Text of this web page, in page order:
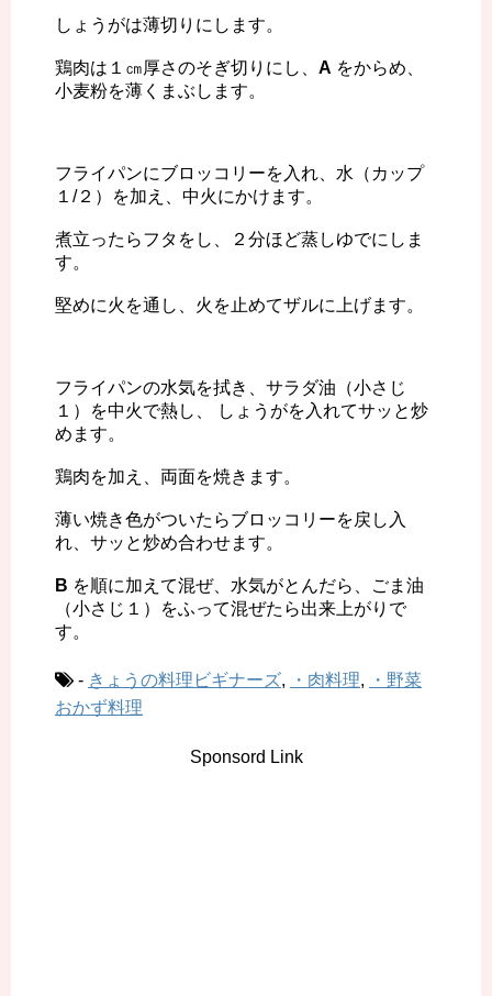
しょうがは薄切りにします。
鶏肉は１㎝厚さのそぎ切りにし、 A をからめ、
小麦粉を薄くまぶします。
フライパンにブロッコリーを入れ、水（カップ
１/２）を加え、中火にかけます。
煮立ったらフタをし、２分ほど蒸しゆでにしま
す。
堅めに火を通し、火を止めてザルに上げます。
フライパンの水気を拭き、サラダ油（小さじ
１）を中火で熱し、 しょうがを入れてサッと炒
めます。
鶏肉を加え、両面を焼きます。
薄い焼き色がついたらブロッコリーを戻し入
れ、サッと炒め合わせます。
B を順に加えて混ぜ、水気がとんだら、ごま油
（小さじ１）をふって混ぜたら出来上がりで
す。
- きょうの料理ビギナーズ, ・肉料理,
・野菜
おかず料理
Sponsord Link